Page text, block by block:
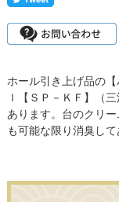
ホール引き上げ品の
ｌ【ＳＰ－ＫＦ】（
あります。台のクリ
も可能な限り消臭して